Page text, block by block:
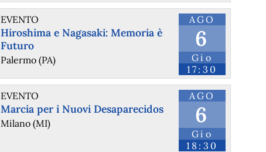
AGO
6
Gio
17:30
EVENTO
Hiroshima e Nagasaki: Memoria è
Futuro
Palermo (PA)
AGO
6
Gio
18:30
EVENTO
Marcia per i Nuovi Desaparecidos
Milano (MI)